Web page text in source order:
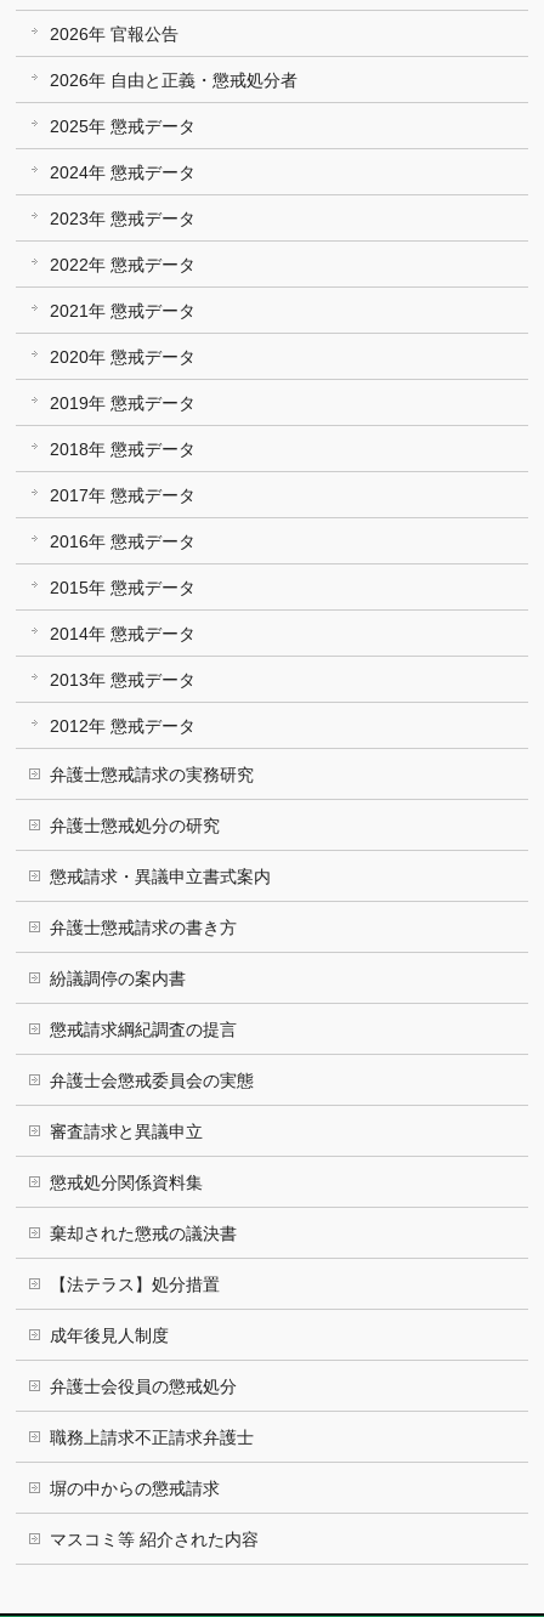
2026年 官報公告
2026年 自由と正義・懲戒処分者
2025年 懲戒データ
2024年 懲戒データ
2023年 懲戒データ
2022年 懲戒データ
2021年 懲戒データ
2020年 懲戒データ
2019年 懲戒データ
2018年 懲戒データ
2017年 懲戒データ
2016年 懲戒データ
2015年 懲戒データ
2014年 懲戒データ
2013年 懲戒データ
2012年 懲戒データ
弁護士懲戒請求の実務研究
弁護士懲戒処分の研究
懲戒請求・異議申立書式案内
弁護士懲戒請求の書き方
紛議調停の案内書
懲戒請求綱紀調査の提言
弁護士会懲戒委員会の実態
審査請求と異議申立
懲戒処分関係資料集
棄却された懲戒の議決書
【法テラス】処分措置
成年後見人制度
弁護士会役員の懲戒処分
職務上請求不正請求弁護士
塀の中からの懲戒請求
マスコミ等 紹介された内容